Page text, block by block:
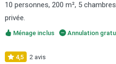
10 personnes, 200 m², 5
privée.
Ménage inclus Annulation
4,5 2 avis